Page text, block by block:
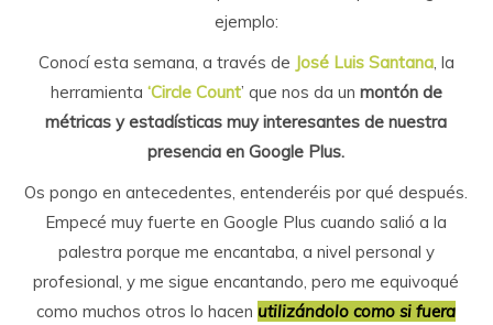
ejemplo:
Conocí esta semana, a través de José Luis Santana, la
herramienta ‘Circle Count’ que nos da un montón de
métricas y estadísticas muy interesantes de nuestra
presencia en Google Plus.
Os pongo en antecedentes, entenderéis por qué después.
Empecé muy fuerte en Google Plus cuando salió a la
palestra porque me encantaba, a nivel personal y
profesional, y me sigue encantando, pero me equivoqué
como muchos otros lo hacen utilizándolo como si fuera